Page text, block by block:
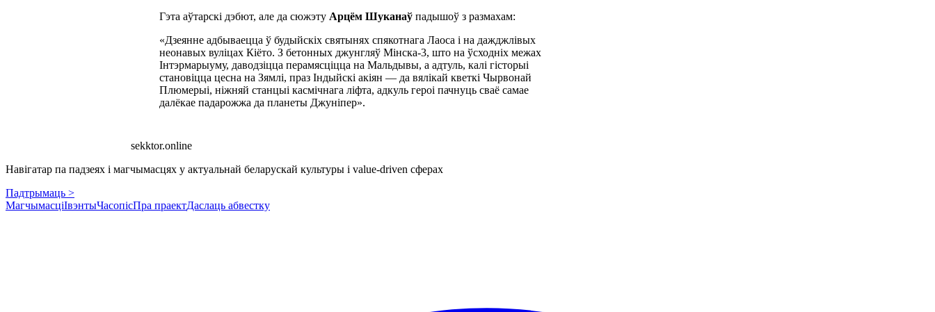
Гэта аўтарскі дэбют, але да сюжэту Арцём Шуканаў падышоў з размахам:
«Дзеянне адбываецца ў будыйскіх святынях спякотнага Лаоса і на дажджлівых
неонавых вуліцах Кіёто. З бетонных джунгляў Мінска-3, што на ўсходніх межах
Інтэрмарыуму, даводзіцца перамясціцца на Мальдывы, а адтуль, калі гісторыі
становіцца цесна на Зямлі, праз Індыйскі акіян — да вялікай кветкі Чырвонай
Плюмерыі, ніжняй станцыі касмічнага ліфта, адкуль героі пачнуць сваё самае
далёкае падарожжа да планеты Джуніпер».
sekktor.online
Навігатар па падзеях і магчымасцях у актуальнай беларускай культуры і value-driven сферах
Падтрымаць >
МагчымасціІвэнтыЧасопісПра праектДаслаць абвестку